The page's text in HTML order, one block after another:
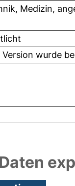
Medizin,
Version wurde